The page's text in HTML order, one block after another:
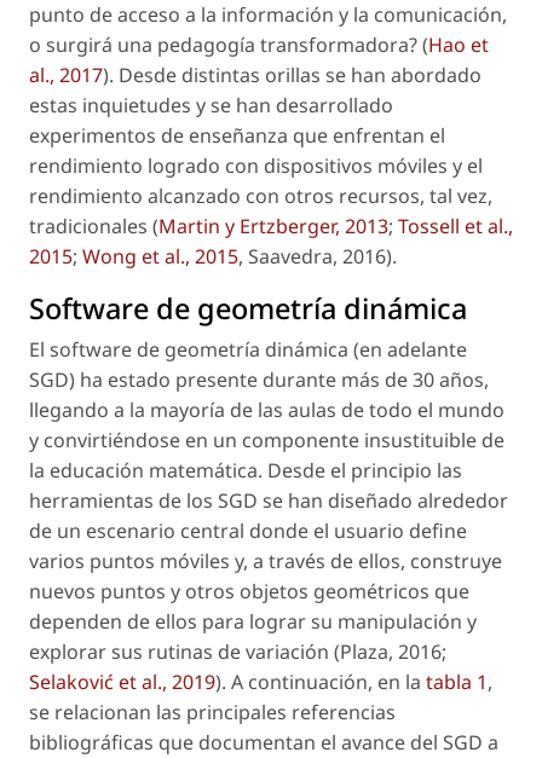
punto de acceso a la información y la comunicación,
o surgirá una pedagogía transformadora? (Hao et
al., 2017). Desde distintas orillas se han abordado
estas inquietudes y se han desarrollado
experimentos de enseñanza que enfrentan el
rendimiento logrado con dispositivos móviles y el
rendimiento alcanzado con otros recursos, tal vez,
tradicionales (Martin y Ertzberger, 2013; Tossell et al.,
2015; Wong et al., 2015, Saavedra, 2016).
Software de geometría dinámica
El software de geometría dinámica (en adelante
SGD) ha estado presente durante más de 30 años,
llegando a la mayoría de las aulas de todo el mundo
y convirtiéndose en un componente insustituible de
la educación matemática. Desde el principio las
herramientas de los SGD se han diseñado alrededor
de un escenario central donde el usuario define
varios puntos móviles y, a través de ellos, construye
nuevos puntos y otros objetos geométricos que
dependen de ellos para lograr su manipulación y
explorar sus rutinas de variación (Plaza, 2016;
Selaković et al., 2019). A continuación, en la tabla 1,
se relacionan las principales referencias
bibliográficas que documentan el avance del SGD a